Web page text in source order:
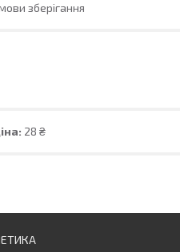
зберігання
28 ₴